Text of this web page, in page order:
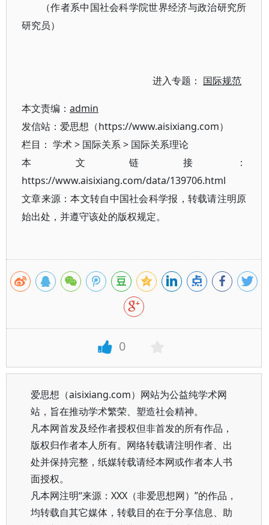
（作者系中国社会科学院世界经济与政治研究所
研究员）
进入专题： 国际规范
本文责编： admin
发信站：爱思想（https://www.aisixiang.com）
栏目： 学术> 国际关系> 国际关系理论
本文链接：
https://www.aisixiang.com/data/139706.html
文章来源：本文转自中国社会科学报，转载请注明原
始出处，并遵守该处的版权规定。
0
爱思想（aisixiang.com）网站为公益纯学术网
站，旨在推动学术繁荣、塑造社会精神。
凡本网首发及经作者授权但非首发的所有作品，
版权归作者本人所有。网络转载请注明作者、出
处并保持完整，纸媒转载请经本网或作者本人书
面授权。
凡本网注明“来源：XXX（非爱思想网）”的作品，
均转载自其它媒体，转载目的在于分享信息、助